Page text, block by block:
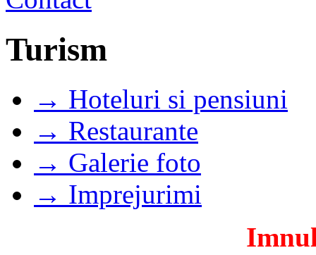
Turism
→ Hoteluri si pensiuni
→ Restaurante
→ Galerie foto
→ Imprejurimi